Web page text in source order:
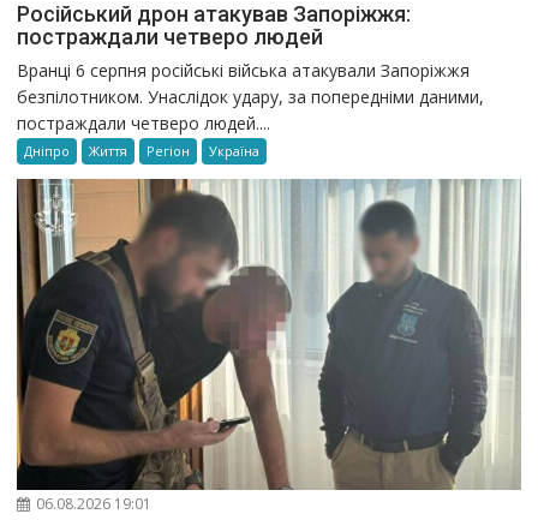
Російський дрон атакував Запоріжжя:
постраждали четверо людей
Вранці 6 серпня російські війська атакували Запоріжжя
безпілотником. Унаслідок удару, за попередніми даними,
постраждали четверо людей....
Дніпро Життя Регіон Україна
06.08.2026 19:01